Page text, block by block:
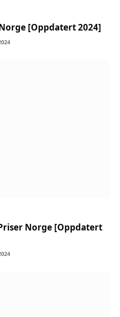
[Oppdatert 2024]
Norge [Oppdatert